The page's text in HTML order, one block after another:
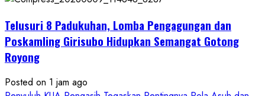
Telusuri 8 Padukuhan, Lomba Pengagungan dan
Poskamling Girisubo Hidupkan Semangat Gotong
Royong
Posted on 1 jam ago